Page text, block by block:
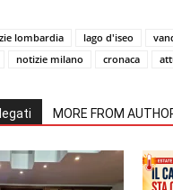
lombardia lago d'iseo
notizie milano cronaca
MORE FROM